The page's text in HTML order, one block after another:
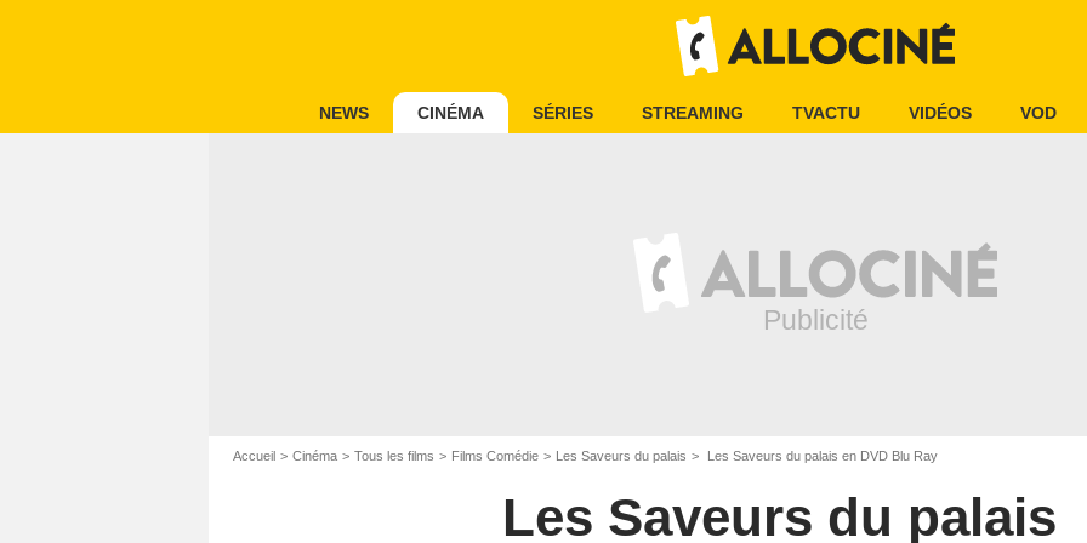
NEWS CINÉMA SÉRIES STREAMING TVACTU VIDÉOS VOD
Accueil Cinéma Tous les films Films Comédie Les Saveurs du palais Les Saveurs du palais en DVD Blu Ray
Les Saveurs du palais